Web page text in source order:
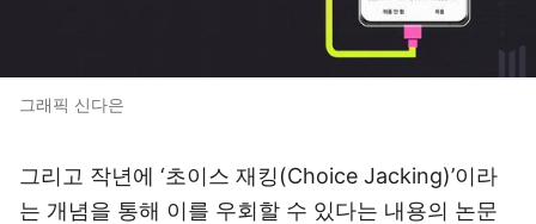
그래픽 신다은
그리고 작년에 ‘초이스 재킹(Choice Jacking)’이라
는 개념을 통해 이를 우회할 수 있다는 내용의 논문